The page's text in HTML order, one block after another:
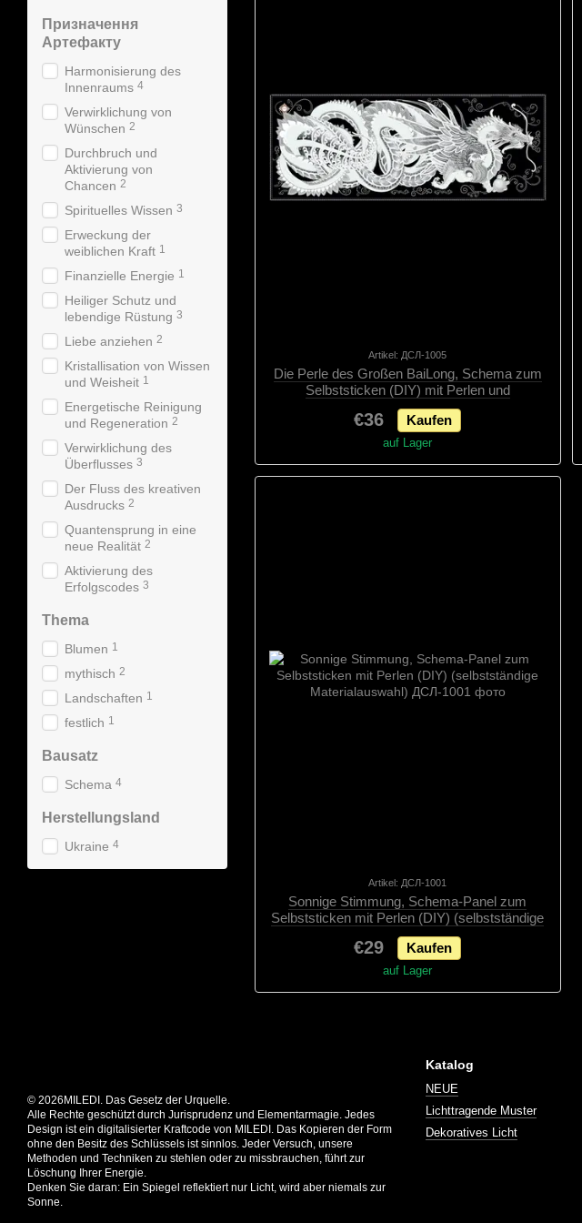
Artikel: ДСЛ-1005
Die Perle des Großen BaiLong, Schema zum
Selbststicken (DIY) mit Perlen und
dekorativen elementen (selbstständig e
Materialauswahl), Schema
€36 Kaufen
auf Lager
Artikel: ДСЛ-1001
Sonnige Stimmung, Schema-Panel zum
Selbststicken mit Perlen (DIY) (selbstständige
Materialauswahl), Schema
€29 Kaufen
auf Lager
Призначення
Артефакту
Harmonisierung des
Innenraums 4
Verwirklichung von
Wünschen 2
Durchbruch und
Aktivierung von
Chancen 2
Spirituelles Wissen 3
Erweckung der
weiblichen Kraft 1
Finanzielle Energie 1
Heiliger Schutz und
lebendige Rüstung 3
Liebe anziehen 2
Kristallisation von Wissen
und Weisheit 1
Energetische Reinigung
und Regeneration 2
Verwirklichung des
Überflusses 3
Der Fluss des kreativen
Ausdrucks 2
Quantensprung in eine
neue Realität 2
Aktivierung des
Erfolgscodes 3
Thema
Blumen 1
mythisch 2
Landschaften 1
festlich 1
Bausatz
Schema 4
Herstellungsland
Ukraine 4
© 2026MILEDI. Das Gesetz der Urquelle.
Alle Rechte geschützt durch Jurisprudenz und Elementarmagie. Jedes
Design ist ein digitalisierter Kraftcode von MILEDI. Das Kopieren der Form
ohne den Besitz des Schlüssels ist sinnlos. Jeder Versuch, unsere
Methoden und Techniken zu stehlen oder zu missbrauchen, führt zur
Löschung Ihrer Energie.
Denken Sie daran: Ein Spiegel reflektiert nur Licht, wird aber niemals zur
Sonne.
Katalog
NEUE
Lichttragende Muster
Dekoratives Licht